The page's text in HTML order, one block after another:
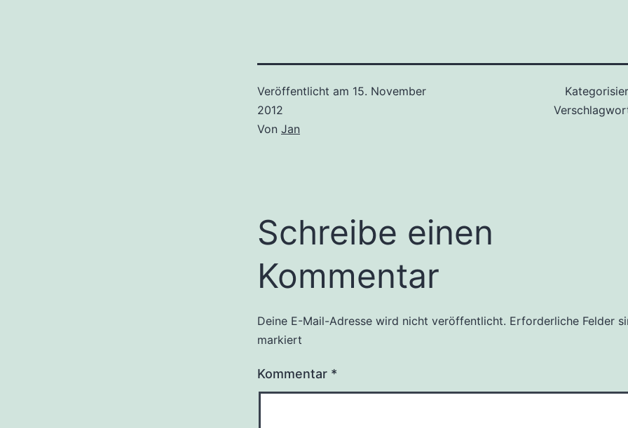
Veröffentlicht am 15. November
2012
Von Jan
Schreibe einen
Kommentar
Deine E-Mail-Adresse wird nicht veröffentlicht. Erforderliche Felder
markiert
Kommentar *